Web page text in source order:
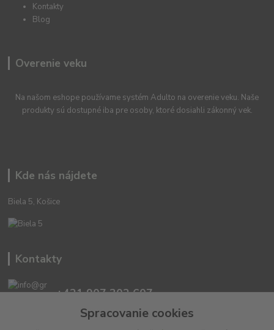
Kontakty
Blog
Overenie veku
Na našom eshope používame systém Adulto na overenie veku. Naše
produkty sú dostupné iba pre osoby, ktoré dosiahli zákonný vek.
Kde nás nájdete
Biela 5, Košice
Kontakty
+421 907 302 607
Spracovanie cookies